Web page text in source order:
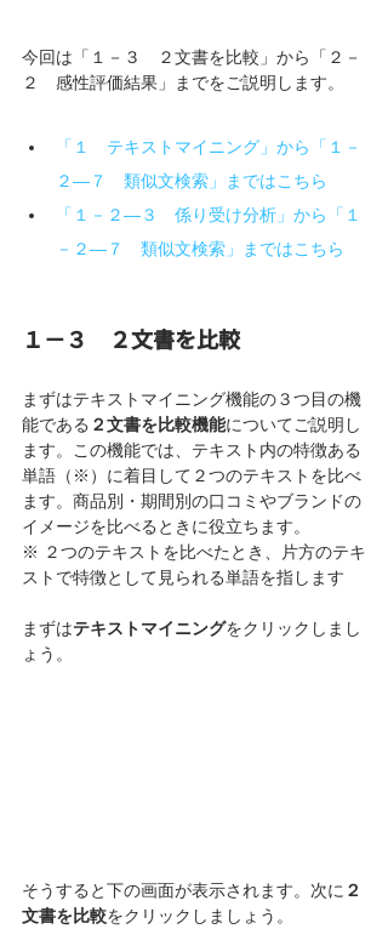
今回は「１－３　２文書を比較」から「２－
２　感性評価結果」までをご説明します。
「１　テキストマイニング」から「１－
２―７　類似文検索」まではこちら
「１－２―３　係り受け分析」から「１
－２―７　類似文検索」まではこちら
１－３　２文書を比較
まずはテキストマイニング機能の３つ目の機
能である ２文書を比較機能についてご説明し
ます。この機能では、テキスト内の特徴ある
単語（※）に着目して２つのテキストを比べ
ます。商品別・期間別の口コミやブランドの
イメージを比べるときに役立ちます。
※ ２つのテキストを比べたとき、片方のテキ
ストで特徴として見られる単語を指します
まずはテキストマイニングをクリックしまし
ょう。
そうすると下の画面が表示されます。次に ２
文書を比較をクリックしましょう。